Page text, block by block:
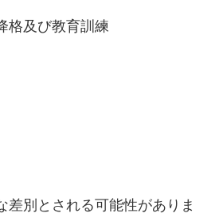
格及び教育訓練
差別とされる可能性がありま